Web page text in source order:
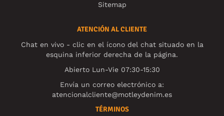
Sitemap
ATENCIÓN AL CLIENTE
Chat en vivo - clic en el ícono del chat situado en la
esquina inferior derecha de la página.
Abierto Lun-Vie 07:30-15:30
Envía un correo electrónico a:
atencionalcliente@motleydenim.es
TÉRMINOS